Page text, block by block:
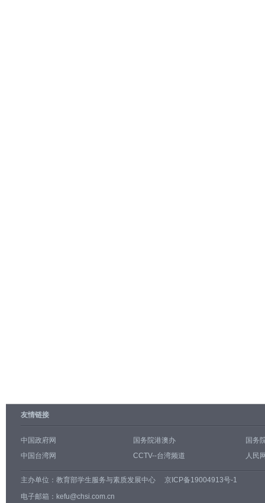
友情链接
中国政府网 国务院港澳办
国务
中国台湾网
CCTV--台湾频道 人民
主办单位： 教育部学生服务与素质发展中心
京ICP备19004913号-1
电子邮箱：kefu@chsi.com.cn